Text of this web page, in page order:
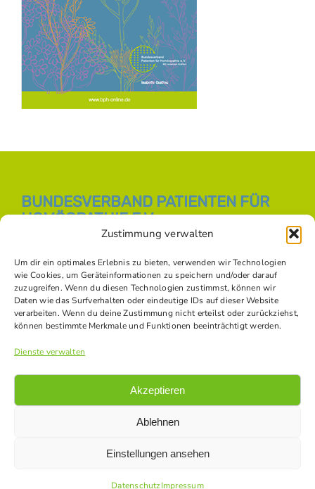
Zustimmung verwalten
Um dir ein optimales Erlebnis zu bieten, verwenden wir Technologien
wie Cookies, um Geräteinformationen zu speichern und/oder darauf
zuzugreifen. Wenn du diesen Technologien zustimmst, können wir
Daten wie das Surfverhalten oder eindeutige IDs auf dieser Website
verarbeiten. Wenn du deine Zustimmung nicht erteilst oder zurückziehst,
können bestimmte Merkmale und Funktionen beeinträchtigt werden.
Dienste verwalten
Akzeptieren
Ablehnen
Einstellungen ansehen
DatenschutzImpressum
BUNDESVERBAND PATIENTEN FÜR
HOMÖOPATHIE E.V.
E-Mail:
info [at] bph-online.de
Webseite:Homöopathie Online
SOZIALE NETZWERKE
Datenschutz|Impressum|Kontakt